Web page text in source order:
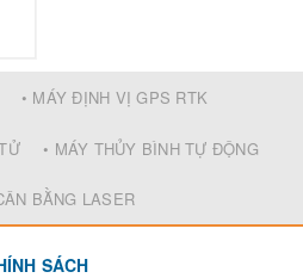
• MÁY ĐỊNH VỊ GPS RTK
• MÁY THỦY BÌNH TỰ ĐỘNG
BẰNG LASER
SÁCH